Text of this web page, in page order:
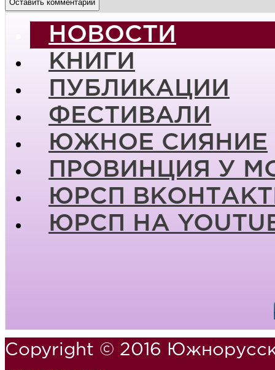
НОВОСТИ
КНИГИ
ПУБЛИКАЦИИ
ФЕСТИВАЛИ
ЮЖНОЕ СИЯНИЕ
ПРОВИНЦИЯ У
ЮРСП
ЮРСП НА
Copyright © 2016